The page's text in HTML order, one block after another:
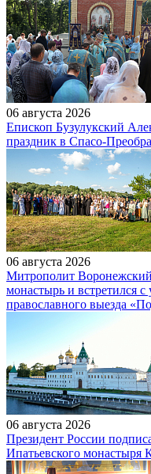
06 августа 2026
Епископ Бузулукский
праздник в Спасо-
06 августа 2026
Митрополит
монастырь и встретился
православного выезда
06 августа 2026
Президент России
Ипатьевского монастыря